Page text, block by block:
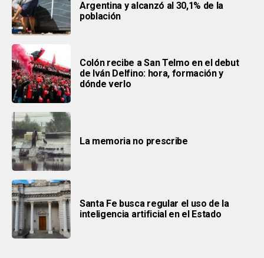
Argentina y alcanzó al 30,1% de la
población
Colón recibe a San Telmo en el debut
de Iván Delfino: hora, formación y
dónde verlo
La memoria no prescribe
Santa Fe busca regular el uso de la
inteligencia artificial en el Estado